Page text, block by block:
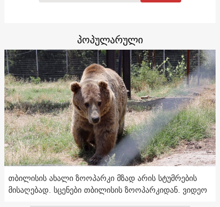
პოპულარული
თბილისის ახალი ზოოპარკი მზად არის სტუმრების
მისაღებად. სცენები თბილისის ზოოპარკიდან. ვიდეო